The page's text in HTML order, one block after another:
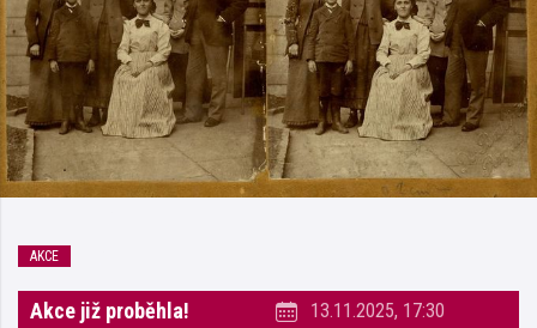
AKCE
Akce již proběhla! 13.11.2025, 17:30